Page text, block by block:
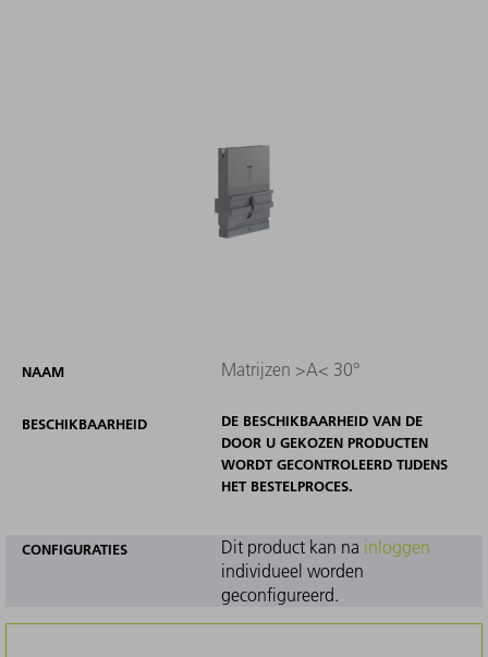
NAAM Matrijzen >A< 30°
BESCHIKBAARHEID
DE BESCHIKBAARHEID VAN DE
DOOR U GEKOZEN PRODUCTEN
WORDT GECONTROLEERD TIJDENS
HET BESTELPROCES.
CONFIGURATIES Dit product kan na inloggen
individueel worden
geconfigureerd.